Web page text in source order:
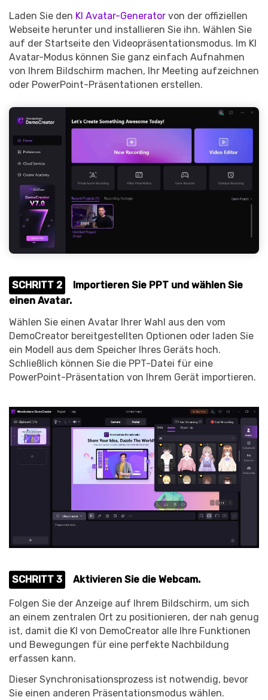
Laden Sie den KI Avatar-Generator von der offiziellen
Webseite herunter und installieren Sie ihn. Wählen Sie
auf der Startseite den Videopräsentationsmodus. Im KI
Avatar-Modus können Sie ganz einfach Aufnahmen
von Ihrem Bildschirm machen, Ihr Meeting aufzeichnen
oder PowerPoint-Präsentationen erstellen.
SCHRITT 2
Importieren Sie PPT und wählen Sie
einen Avatar.
Wählen Sie einen Avatar Ihrer Wahl aus den vom
DemoCreator bereitgestellten Optionen oder laden Sie
ein Modell aus dem Speicher Ihres Geräts hoch.
Schließlich können Sie die PPT-Datei für eine
PowerPoint-Präsentation von Ihrem Gerät importieren.
SCHRITT 3 Aktivieren Sie die Webcam.
Folgen Sie der Anzeige auf Ihrem Bildschirm, um sich
an einem zentralen Ort zu positionieren, der nah genug
ist, damit die KI von DemoCreator alle Ihre Funktionen
und Bewegungen für eine perfekte Nachbildung
erfassen kann.
Dieser Synchronisationsprozess ist notwendig, bevor
Sie einen anderen Präsentationsmodus wählen.